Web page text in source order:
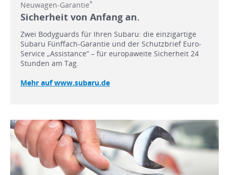
Neuwagen-Garantie*
Sicherheit von Anfang an.
Zwei Bodyguards für Ihren Subaru: die einzigartige
Subaru Fünffach-Garantie und der Schutzbrief Euro-
Service „Assistance“ – für europaweite Sicherheit 24
Stunden am Tag.
Mehr auf www.subaru.de